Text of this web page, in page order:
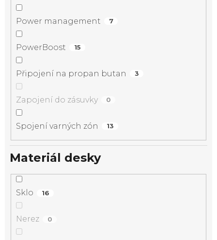
Power management 7
PowerBoost 15
Připojení na propan butan 3
Zapojení do zásuvky 0
Spojení varných zón 13
Materiál desky
Sklo 16
Nerez 0